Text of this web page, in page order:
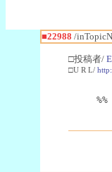
■22988 /
□投稿者/
□U R L/
%%